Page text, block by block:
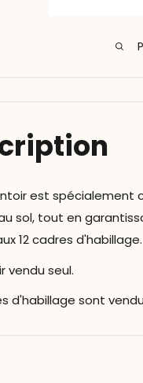
est spécialement
sol, tout en
12 cadres d'habillage.
vendu seul.
d'habillage sont